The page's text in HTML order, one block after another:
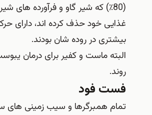
(80٪) که شیر گاو و فرآورده های شیر
غذایی خود حذف کرده اند، دارای
بیشتری در روده شان بودند.
البته ماست و کفیر برای درمان
روند.
فست فود
تمام همبرگرها و سیب زمینی